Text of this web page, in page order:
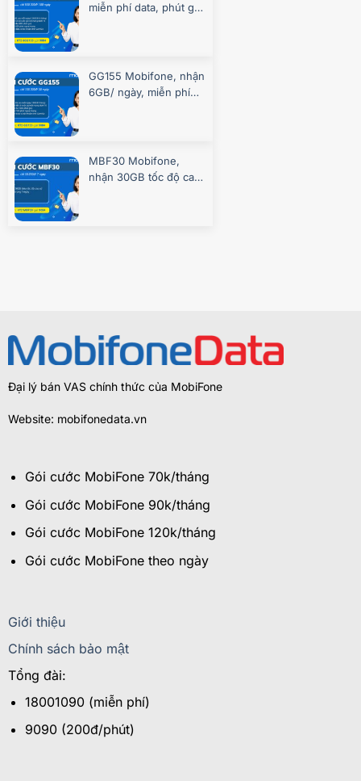
miễn phí data, phút gọi
GG155 Mobifone, nhận
6GB/ ngày, miễn phí
MBF30 Mobifone,
nhận 30GB tốc độ cao
Đại lý bán VAS chính thức của MobiFone
Website: mobifonedata.vn
Gói cước MobiFone 70k/tháng
Gói cước MobiFone 90k/tháng
Gói cước MobiFone 120k/tháng
Gói cước MobiFone theo ngày
Giới thiệu
Chính sách bảo mật
Tổng đài:
18001090 (miễn phí)
9090 (200đ/phút)